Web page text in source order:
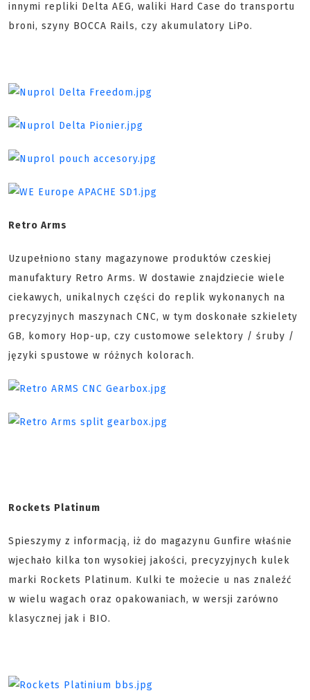
innymi repliki Delta AEG, waliki Hard Case do transportu
broni, szyny BOCCA Rails, czy akumulatory LiPo.
Retro Arms
Uzupełniono stany magazynowe produktów czeskiej
manufaktury Retro Arms. W dostawie znajdziecie wiele
ciekawych, unikalnych części do replik wykonanych na
precyzyjnych maszynach CNC, w tym doskonałe szkielety
GB, komory Hop-up, czy customowe selektory / śruby /
języki spustowe w różnych kolorach.
Rockets Platinum
Spieszymy z informacją, iż do magazynu Gunfire właśnie
wjechało kilka ton wysokiej jakości, precyzyjnych kulek
marki Rockets Platinum. Kulki te możecie u nas znaleźć
w wielu wagach oraz opakowaniach, w wersji zarówno
klasycznej jak i BIO.